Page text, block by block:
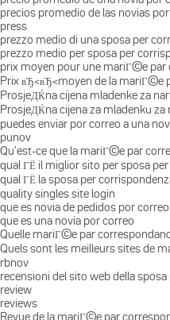
precios promedio de las novias
press
prezzo medio di una sposa per
prezzo medio per sposa per
prix moyen pour une mariГ©e par
Prix вЂ‹вЂ‹moyen de la mariГ©e
ProsjeДЌna cijena mladenke za
ProsjeДЌna cijena za mladenku
puedes enviar por correo a una
punov
Qu'est-ce que la mariГ©e par
qual ГЁ il miglior sito per sposa
qual ГЁ la sposa per
quality singles site login
que es novia de pedidos por correo
que es una novia por correo
Quelle mariГ©e par
Quels sont les meilleurs sites de
rbnov
recensioni del sito web della
review
reviews
Revue de la mariГ©e par